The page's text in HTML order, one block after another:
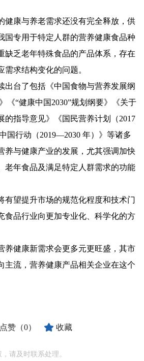
健康与养老需求还没有完全释放，供
国专用于特定人群的营养健康食品种
缺乏老年特殊食品的产品体系，存在
需求结构变化的问题。
出台了包括《中国食物与营养发展纲
《“健康中国2030”规划纲要》《关于
的指导意见》《国民营养计划（2017
国行动（2019—2030 年）》等诸多
养与健康产业的发展，尤其强调加快
老年食品及满足特定人群需求的功能
有望提升市场的规范化程度和技术门
食品行业向更加专业化、科学化的方
养健康新需求会更多元更旺盛，其市
主流，营养健康产品相关企业在这个
点赞（0） 收藏
请及时联系处理。